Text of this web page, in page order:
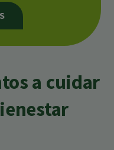
a cuidar